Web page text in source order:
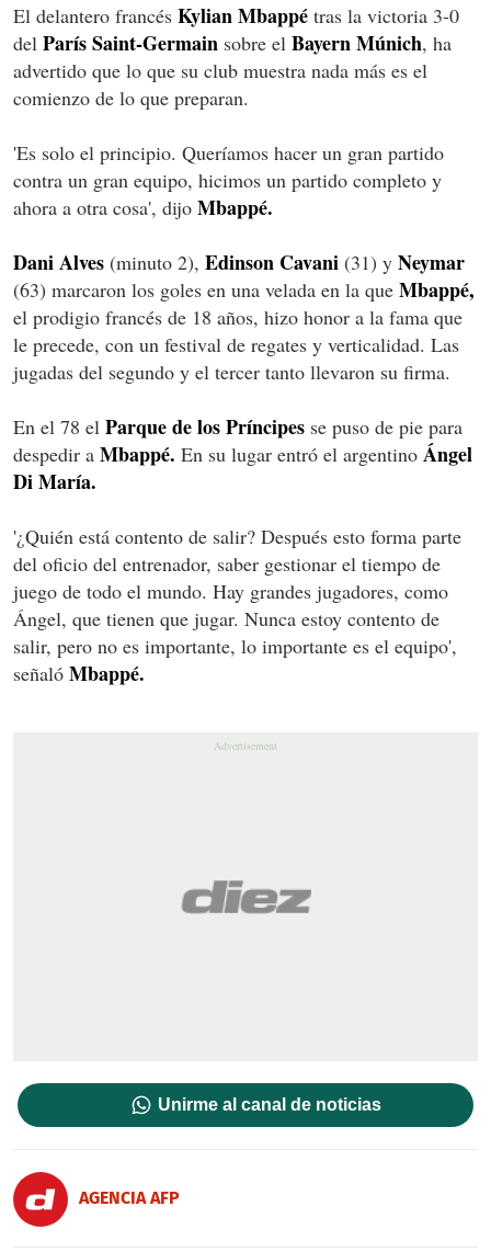
El delantero francés Kylian Mbappé tras la victoria 3-0
del París Saint-Germain sobre el Bayern Múnich, ha
advertido que lo que su club muestra nada más es el
comienzo de lo que preparan.
'Es solo el principio. Queríamos hacer un gran partido
contra un gran equipo, hicimos un partido completo y
ahora a otra cosa', dijo Mbappé.
Dani Alves (minuto 2), Edinson Cavani (31) y Neymar
(63) marcaron los goles en una velada en la que Mbappé,
el prodigio francés de 18 años, hizo honor a la fama que
le precede, con un festival de regates y verticalidad. Las
jugadas del segundo y el tercer tanto llevaron su firma.
En el 78 el Parque de los Príncipes se puso de pie para
despedir a Mbappé. En su lugar entró el argentino Ángel
Di María.
'¿Quién está contento de salir? Después esto forma parte
del oficio del entrenador, saber gestionar el tiempo de
juego de todo el mundo. Hay grandes jugadores, como
Ángel, que tienen que jugar. Nunca estoy contento de
salir, pero no es importante, lo importante es el equipo',
señaló Mbappé.
Unirme al canal de noticias
AGENCIA AFP